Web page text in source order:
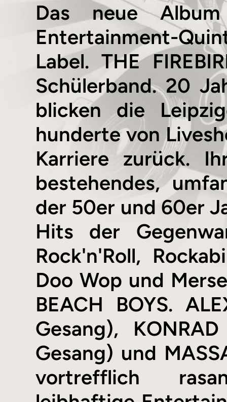
Das neue
Entertainment-
Label. THE
Schülerband. 20
blicken die
hunderte von
Karriere zurück.
bestehendes,
der 50er und 60er
Hits der
Rock'n'Roll,
Doo Wop und
BEACH BOYS.
Gesang),
Gesang) und
vortrefflich